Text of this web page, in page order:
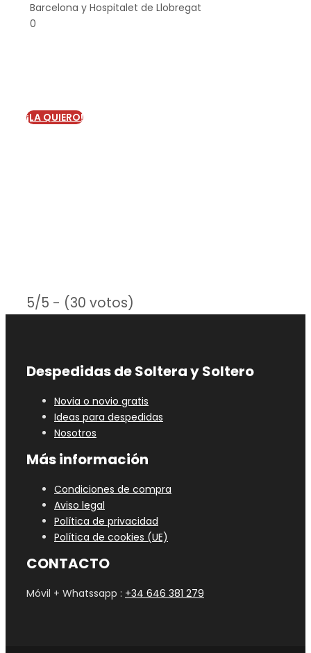
Barcelona y Hospitalet de Llobregat
0
¡LA QUIERO!
5/5 - (30 votos)
Despedidas de Soltera y Soltero
Novia o novio gratis
Ideas para despedidas
Nosotros
Más información
Condiciones de compra
Aviso legal
Política de privacidad
Política de cookies (UE)
CONTACTO
Móvil + Whatssapp : +34 646 381 279